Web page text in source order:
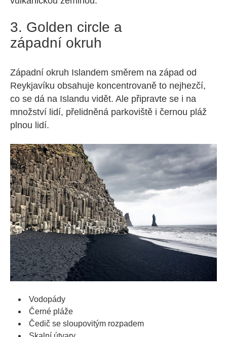
3. Golden circle a
západní okruh
Západní okruh Islandem směrem na západ od
Reykjavíku obsahuje koncentrovaně to nejhezčí,
co se dá na Islandu vidět. Ale připravte se i na
množství lidí, přelidněná parkoviště i černou pláž
plnou lidí.
Vodopády
Černé pláže
Čedič se sloupovitým rozpadem